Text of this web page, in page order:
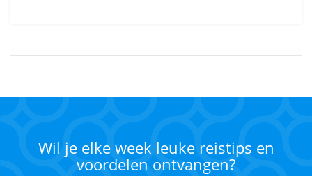
Wil je elke week leuke reistips en
voordelen ontvangen?